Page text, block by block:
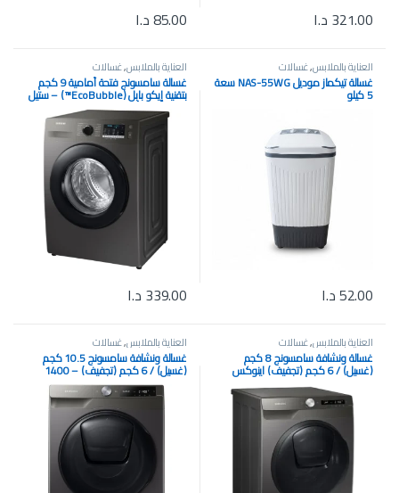
321.00 د.ا 85.00د.ا
العناية بالملابس,غسالات
غسالة تيكماز موديل NAS-55WG سعة
5 كيلو
52.00د.ا
العناية بالملابس,غسالات
غسالة سامسونج فتحة أمامية 9 كجم
بتقنية إيكو بابل (EcoBubble™) – ستيل
مقاوم للصدأ. WW90TA046AX1FH
339.00 د.ا
العناية بالملابس,غسالات
غسالة ونشافة سامسونج 8 كجم
(غسيل) / 6 كجم (تجفيف) اينوكس
WD80T554DBN/FH
العناية بالملابس,غسالات
غسالة ونشافة سامسونج 10.5 كجم
(غسيل) / 6 كجم (تجفيف) – 1400
دورة WD10T654DBN/S1